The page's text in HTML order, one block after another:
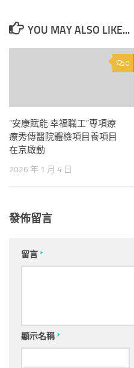
YOU MAY ALSO LIKE...
0
“安康賦能·幸福職工”專項療
療秀傳醫院體檢項目養項目
在京啟動
2026 年 1 月 4 日
發佈留言
留言*
顯示名稱*